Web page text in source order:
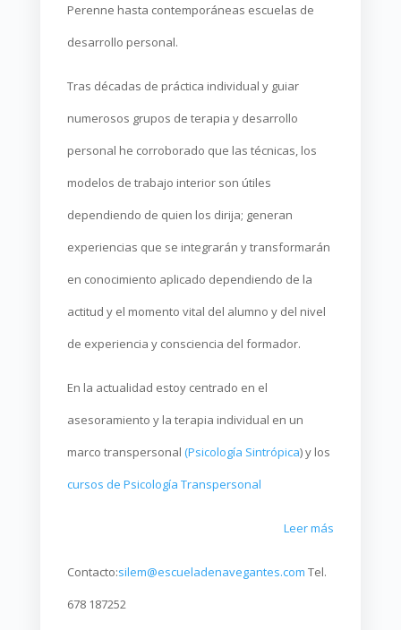
Perenne hasta contemporáneas escuelas de
desarrollo personal.
Tras décadas de práctica individual y guiar
numerosos grupos de terapia y desarrollo
personal he corroborado que las técnicas, los
modelos de trabajo interior son útiles
dependiendo de quien los dirija; generan
experiencias que se integrarán y transformarán
en conocimiento aplicado dependiendo de la
actitud y el momento vital del alumno y del nivel
de experiencia y consciencia del formador.
En la actualidad estoy centrado en el
asesoramiento y la terapia individual en un
marco transpersonal (Psicología Sintrópica) y los
cursos de Psicología Transpersonal
Leer más
Contacto:silem@escueladenavegantes.com Tel.
678 187252